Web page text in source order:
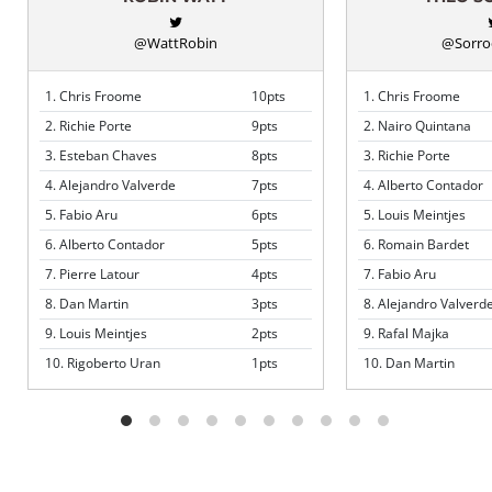
@WattRobin
1. Chris Froome
10pts
2. Richie Porte
9pts
3. Esteban Chaves
8pts
4. Alejandro Valverde
7pts
5. Fabio Aru
6pts
6. Alberto Contador
5pts
7. Pierre Latour
4pts
8. Dan Martin
3pts
9. Louis Meintjes
2pts
10. Rigoberto Uran
1pts
1. Chris Froome
2. Nairo Quintana
3. Richie Porte
4. Alberto Contador
5. Louis Meintjes
6. Romain Bardet
7. Fabio Aru
8. Alejandro
9. Rafal Majka
10. Dan Martin